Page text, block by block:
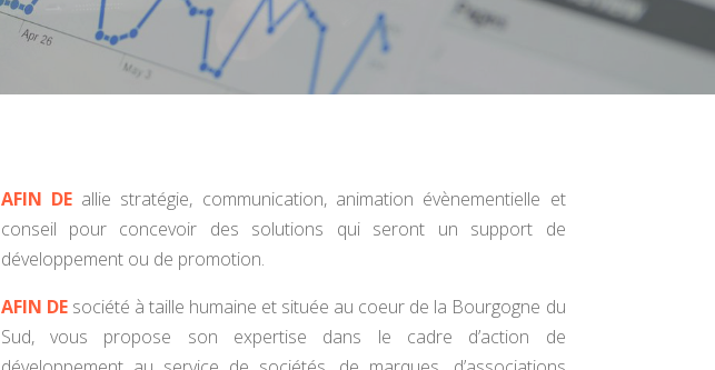
AFIN DEallie stratégie, communication, animation évènementielle et
conseil pour concevoir des solutions qui seront un support de
développement ou de promotion.
AFIN DEsociété à taille humaine et située au coeur de la Bourgogne du
Sud, vous propose son expertise dans le cadre d’action de